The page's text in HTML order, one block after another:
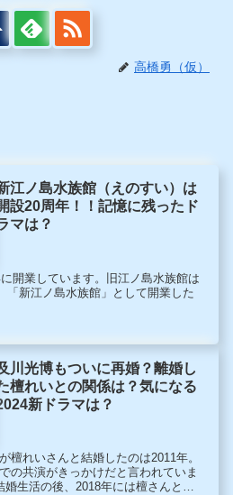
高橋勇（仮）
江ノ島水族館（えのすい）は
設20周年！！記憶に残ったド
マは？
開業しています。旧江ノ島水族館は
「新江ノ島水族館」として開業した
川光博もついに再婚？離婚し
檀れいとの関係は？気になる
新ドラマは？
檀れいさんと結婚したのは2011年。
の共演がきっかけだと言われていま
生活の後、2018年には檀さんと離